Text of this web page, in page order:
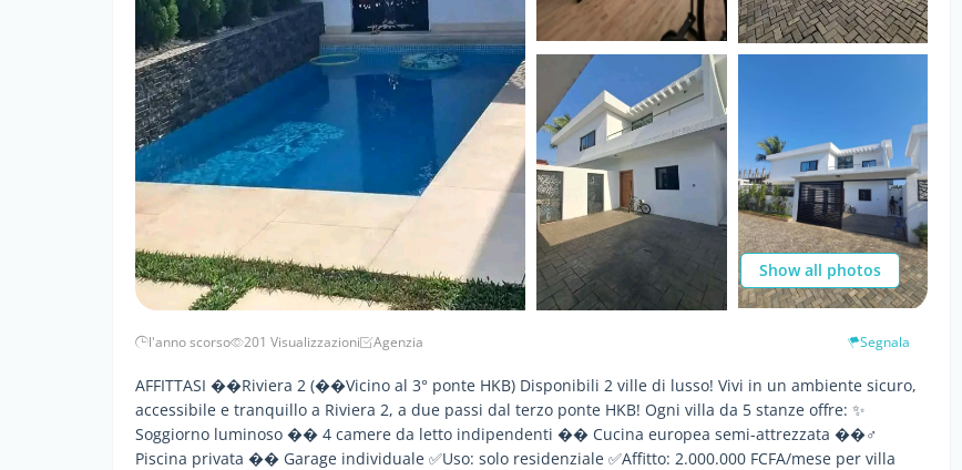
Show all photos
l'anno scorso 201 Visualizzazioni Agenzia Segnala
AFFITTASI ��Riviera 2 (��Vicino al 3° ponte HKB) Disponibili 2 ville di lusso! Vivi in un ambiente sicuro,
accessibile e tranquillo a Riviera 2, a due passi dal terzo ponte HKB! Ogni villa da 5 stanze offre: ✨
Soggiorno luminoso ��️ 4 camere da letto indipendenti ��️ Cucina europea semi-attrezzata ��‍♂️
Piscina privata �� Garage individuale ✅Uso: solo residenziale ✅Affitto: 2.000.000 FCFA/mese per villa